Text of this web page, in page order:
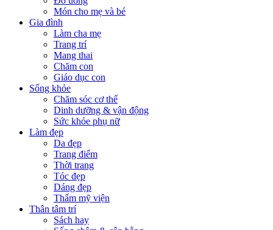
Món cho mẹ và bé
Gia đình
Làm cha mẹ
Trang trí
Mang thai
Chăm con
Giáo dục con
Sống khỏe
Chăm sóc cơ thể
Dinh dưỡng & vận động
Sức khỏe phụ nữ
Làm đẹp
Da đẹp
Trang điểm
Thời trang
Tóc đẹp
Dáng đẹp
Thẩm mỹ viện
Thân tâm trí
Sách hay